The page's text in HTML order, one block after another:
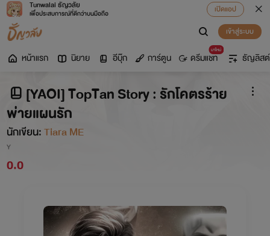
Tunwalai ธัญวลัย
เพื่อประสบการณ์ที่ดีกว่าบนมือถือ
เปิดแอป
เข้าสู่ระบบ
หน้าแรก นิยาย อีบุ๊ก การ์ตูน
มาใหม่
ดรีมแชท ธัญลิสต์
[YAOI] TopTan Story : รักโคตรร้าย
พ่ายแผนรัก
นักเขียน:Tiara ME
Y
0.0